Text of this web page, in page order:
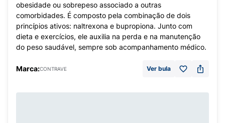
obesidade ou sobrepeso associado a outras
comorbidades. É composto pela combinação de dois
princípios ativos: naltrexona e bupropiona. Junto com
dieta e exercícios, ele auxilia na perda e na manutenção
do peso saudável, sempre sob acompanhamento médico.
Marca:CONTRAVE Ver bula